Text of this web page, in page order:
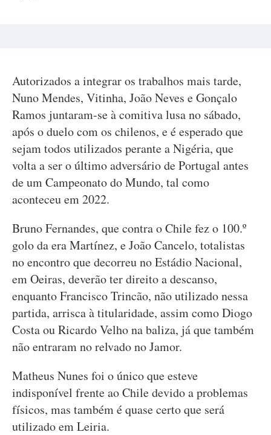
Autorizados a integrar os trabalhos mais tarde,
Nuno Mendes, Vitinha, João Neves e Gonçalo
Ramos juntaram-se à comitiva lusa no sábado,
após o duelo com os chilenos, e é esperado que
sejam todos utilizados perante a Nigéria, que
volta a ser o último adversário de Portugal antes
de um Campeonato do Mundo, tal como
aconteceu em 2022.
Bruno Fernandes, que contra o Chile fez o 100.º
golo da era Martínez, e João Cancelo, totalistas
no encontro que decorreu no Estádio Nacional,
em Oeiras, deverão ter direito a descanso,
enquanto Francisco Trincão, não utilizado nessa
partida, arrisca à titularidade, assim como Diogo
Costa ou Ricardo Velho na baliza, já que também
não entraram no relvado no Jamor.
Matheus Nunes foi o único que esteve
indisponível frente ao Chile devido a problemas
físicos, mas também é quase certo que será
utilizado em Leiria.